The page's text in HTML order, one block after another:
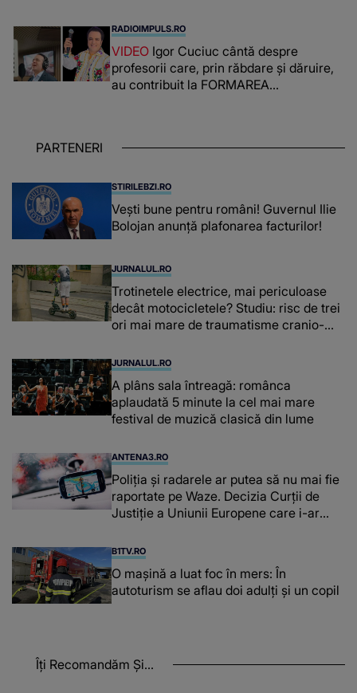
românca ucisă în Italia și ascunsă în
lada unui pat: " Îmi pare rău că nu am
reușit să fac mai mult pentru ea și..."
RADIOIMPULS.RO
VIDEO Igor Cuciuc cântă despre
profesorii care, prin răbdare și dăruire,
au contribuit la FORMAREA
chiar și după trecerea anilor: "De
PARTENERI
STIRILEBZI.RO
Vești bune pentru români! Guvernul Ilie
Bolojan anunță plafonarea facturilor!
JURNALUL.RO
Trotinetele electrice, mai periculoase
decât motocicletele? Studiu: risc de trei
ori mai mare de traumatisme cranio-
JURNALUL.RO
A plâns sala întreagă: românca
aplaudată 5 minute la cel mai mare
festival de muzică clasică din lume
ANTENA3.RO
Poliţia şi radarele ar putea să nu mai fie
raportate pe Waze. Decizia Curţii de
Justiție a Uniunii Europene care i-ar
B1TV.RO
O maşină a luat foc în mers: În
autoturism se aflau doi adulți și un copil
Îți Recomandăm Și...